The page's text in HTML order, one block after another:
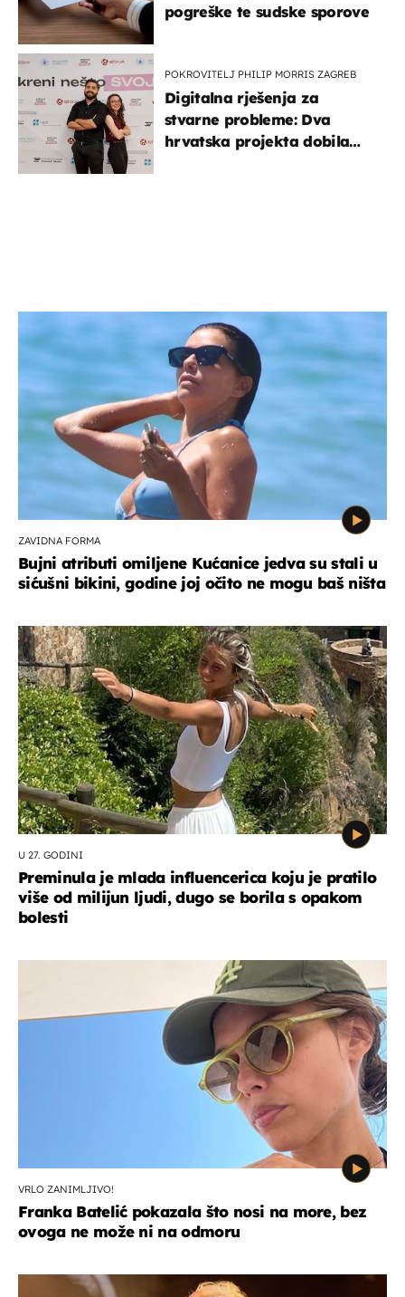
pogreške te sudske sporove
POKROVITELJ PHILIP MORRIS ZAGREB
Digitalna rješenja za
stvarne probleme: Dva
hrvatska projekta dobila
ZAVIDNA FORMA
Bujni atributi omiljene Kućanice jedva su stali u
sićušni bikini, godine joj očito ne mogu baš ništa
U 27. GODINI
Preminula je mlada influencerica koju je pratilo
više od milijun ljudi, dugo se borila s opakom
bolesti
VRLO ZANIMLJIVO!
Franka Batelić pokazala što nosi na more, bez
ovoga ne može ni na odmoru